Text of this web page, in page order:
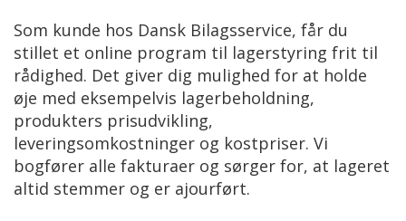
Som kunde hos Dansk Bilagsservice, får du
stillet et online program til lagerstyring frit til
rådighed. Det giver dig mulighed for at holde
øje med eksempelvis lagerbeholdning,
produkters prisudvikling,
leveringsomkostninger og kostpriser. Vi
bogfører alle fakturaer og sørger for, at lageret
altid stemmer og er ajourført.